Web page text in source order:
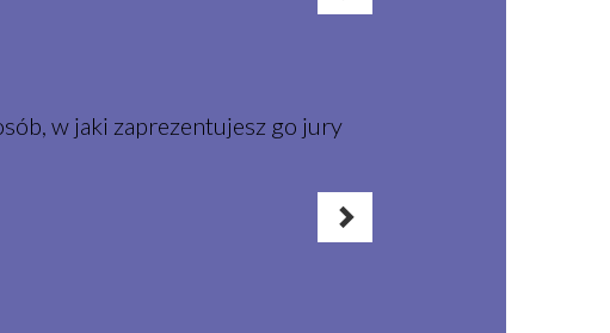
w jaki zaprezentujesz go jury